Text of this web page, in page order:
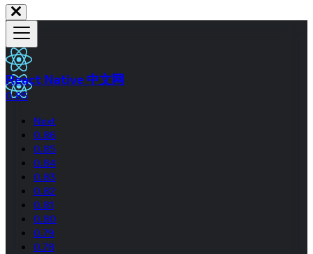
React Native 中文网
0.85
Next
0.86
0.85
0.84
0.83
0.82
0.81
0.80
0.79
0.78